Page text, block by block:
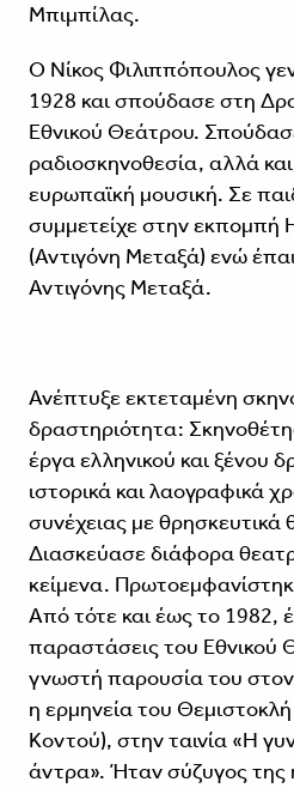
Μπιμπίλας.
Ο Νίκος Φιλιππόπουλος
1928 και σπούδασε στη
Εθνικού Θεάτρου.
ραδιοσκηνοθεσία, αλλά και
ευρωπαϊκή μουσική. Σε
συμμετείχε στην εκπομπή
(Αντιγόνη Μεταξά) ενώ
Αντιγόνης Μεταξά.
Ανέπτυξε εκτεταμένη
δραστηριότητα:
έργα ελληνικού και ξένου
ιστορικά και λαογραφικά
συνέχειας με θρησκευτικά
Διασκεύασε διάφορα
κείμενα.
Από τότε και έως το 1982,
παραστάσεις του Εθνικού
γνωστή παρουσία του
η ερμηνεία του
Κοντού), στην ταινία «Η
άντρα». Ήταν σύζυγος της